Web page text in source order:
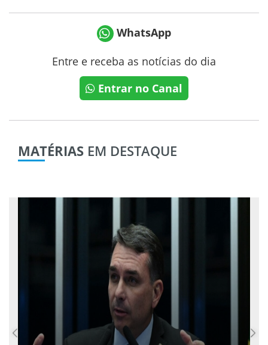
WhatsApp
Entre e receba as notícias do dia
Entrar no Canal
MATÉRIAS EM DESTAQUE